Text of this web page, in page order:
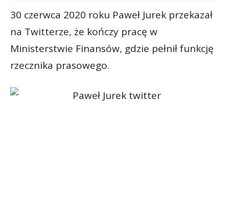
30 czerwca 2020 roku Paweł Jurek przekazał
na Twitterze, że kończy pracę w
Ministerstwie Finansów, gdzie pełnił funkcję
rzecznika prasowego.